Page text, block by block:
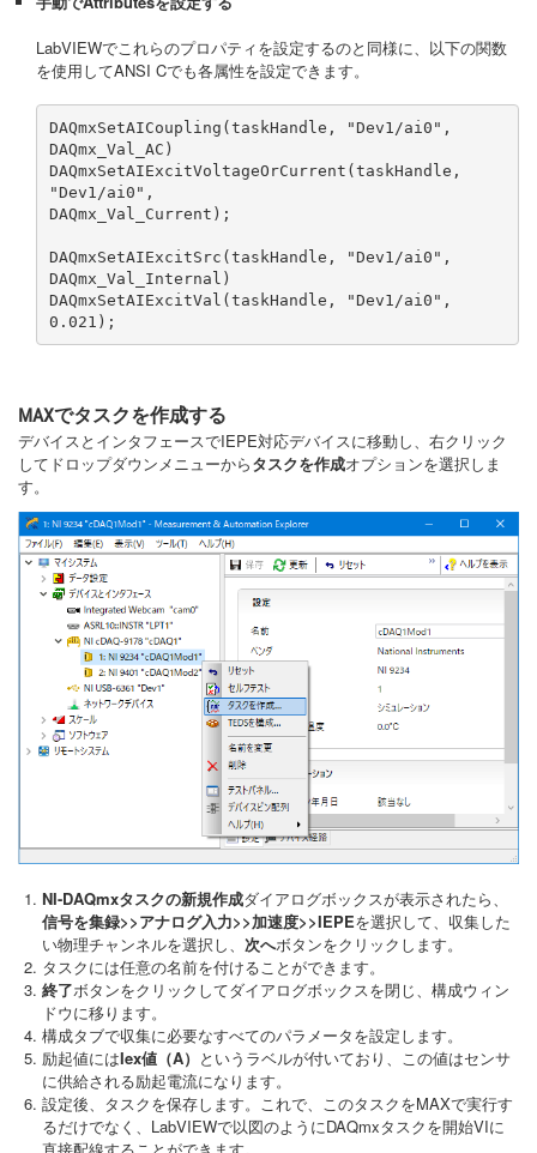
LabVIEWでこれらのプロパティを設定するのと同様に、以下の関数
を使用してANSI Cでも各属性を設定できます。
DAQmxSetAICoupling(taskHandle, "Dev1/ai0",
DAQmx_Val_AC)
DAQmxSetAIExcitVoltageOrCurrent(taskHandle,
"Dev1/ai0",
DAQmx_Val_Current);
DAQmxSetAIExcitSrc(taskHandle, "Dev1/ai0",
DAQmx_Val_Internal)
DAQmxSetAIExcitVal(taskHandle, "Dev1/ai0",
0.021);
MAXでタスクを作成する
デバイスとインタフェースでIEPE対応デバイスに移動し、右クリック
してドロップダウンメニューからタスクを作成オプションを選択しま
す。
NI-DAQmxタスクの新規作成ダイアログボックスが表示されたら、
信号を集録>>アナログ入力>>加速度>>IEPEを選択して、収集した
い物理チャンネルを選択し、 次へボタンをクリックします。
タスクには任意の名前を付けることができます。
終了ボタンをクリックしてダイアログボックスを閉じ、構成ウィン
ドウに移ります。
構成タブで収集に必要なすべてのパラメータを設定します。
励起値にはIex値（A） というラベルが付いており、この値はセンサ
に供給される励起電流になります。
設定後、タスクを保存します。これで、このタスクをMAXで実行す
るだけでなく、LabVIEWで以図のようにDAQmxタスクを開始VIに
直接配線することができます。